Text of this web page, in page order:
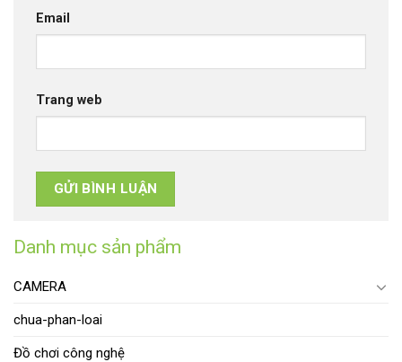
Danh mục sản phẩm
CAMERA
chua-phan-loai
Đồ chơi công nghệ
Email
Trang web